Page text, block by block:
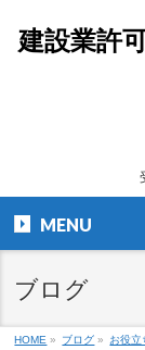
建設業許
MENU
ブログ
HOME » ブログ » お役立